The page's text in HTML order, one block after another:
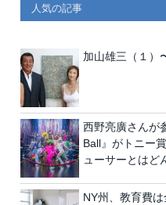
人気の記事
加山雄三（１）
西野亮廣さんが
Ball』がトニー
ューサーとはど
NY州、教育費